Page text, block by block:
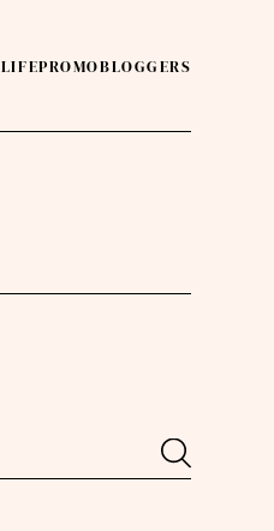
LIFEPROMOBLOGGERS
Search